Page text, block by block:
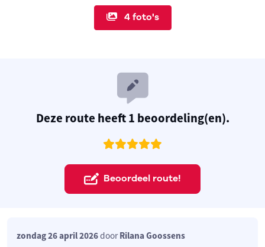
4 foto's
Deze route heeft 1 beoordeling(en).
Beoordeel route!
zondag 26 april 2026doorRilana Goossens